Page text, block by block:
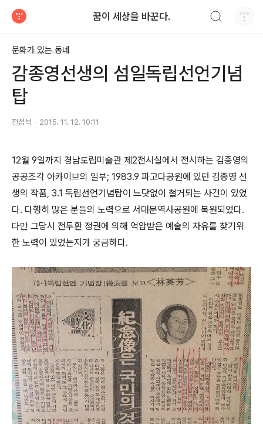
꿈이 세상을 바꾼다.
문화가 있는 동네
감종영선생의 섬일독립선언기념
탑
전점석 2015. 11. 12. 10:11
12월 9일까지 경남도립미술관 제2전시실에서 전시하는 김종영의
공공조각 아카이브의 일부; 1983.9 파고다공원에 있던 김종영 선
생의 작품, 3.1 독립선언기념탑이 느닷없이 철거되는 사건이 있었
다. 다행히 많은 분들의 노력으로 서대문역사공원에 복원되었다.
다만 그당시 전두환 정권에 의해 억압받은 예술의 자유를 찾기위
한 노력이 있었는지가 궁금하다. ​